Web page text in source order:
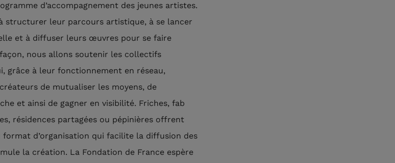
d’accompagnement des jeunes artistes.
structurer leur parcours artistique, à se lancer
et à diffuser leurs œuvres pour se faire
nous allons soutenir les collectifs
grâce à leur fonctionnement en réseau,
de mutualiser les moyens, de
et ainsi de gagner en visibilité. Friches, fab
résidences partagées ou pépinières offrent
format d’organisation qui facilite la diffusion des
la création. La Fondation de France espère